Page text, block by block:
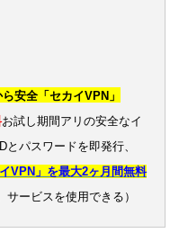
安全「セカイVPN」
お試し期間アリの安全なイ
パスワードを即発行、
VPN」を最大2ヶ月間無料
サービスを使用できる）